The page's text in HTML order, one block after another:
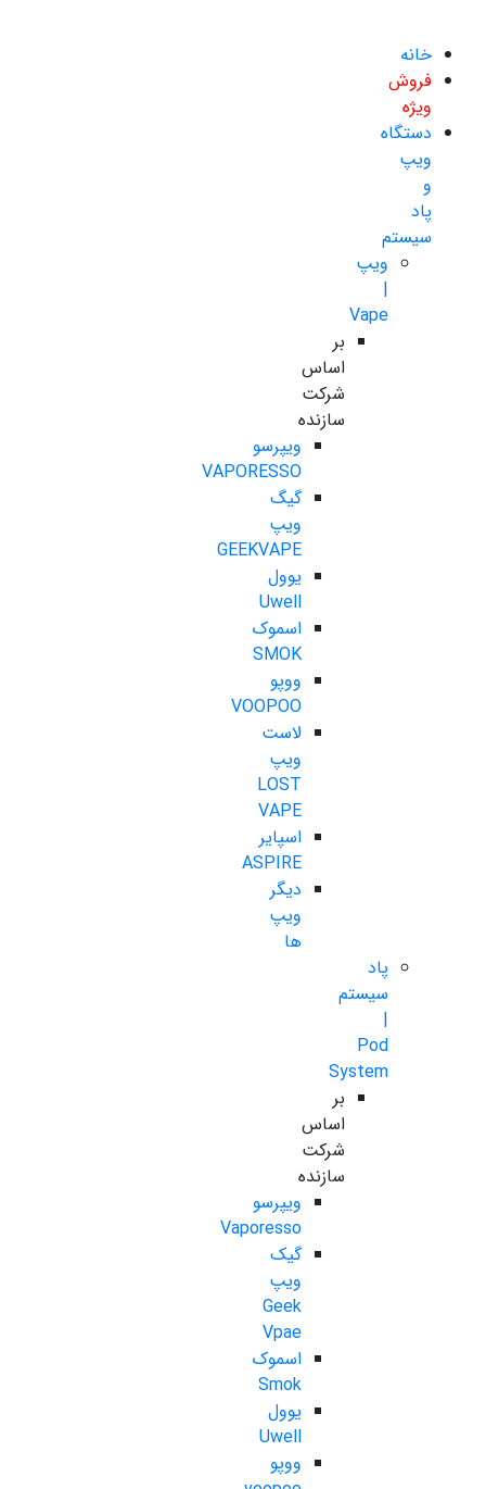
خانه
فروش
ویژه
دستگاه
ویپ
و
پاد
سیستم
ویپ
|
Vape
بر
اساس
شرکت
سازنده
ویپرسو
VAPORESSO
گیگ
ویپ
GEEKVAPE
یوول
Uwell
اسموک
SMOK
ووپو
VOOPOO
لاست
ویپ
LOST
VAPE
اسپایر
ASPIRE
دیگر
ویپ
ها
پاد
سیستم
|
Pod
System
بر
اساس
شرکت
سازنده
ویپرسو
Vaporesso
گیک
ویپ
Geek
Vpae
اسموک
Smok
یوول
Uwell
ووپو